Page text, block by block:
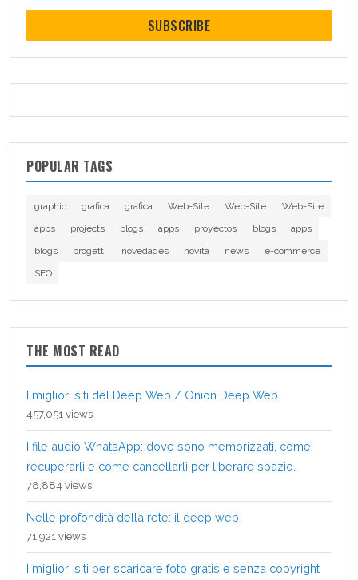
SUBSCRIBE
POPULAR TAGS
graphic grafica grafica Web-Site Web-Site
Web-Site
apps
projects blogs apps proyectos blogs
apps
blogs
progetti novedades novità news
e-commerce
SEO
THE MOST READ
I migliori siti del Deep Web / Onion Deep Web
457,051 views
I file audio WhatsApp: dove sono memorizzati, come
recuperarli e come cancellarli per liberare spazio.
78,884 views
Nelle profondità della rete: il deep web
71,921 views
I migliori siti per scaricare foto gratis e senza copyright